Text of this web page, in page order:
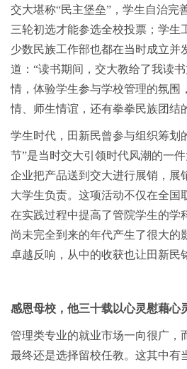
交大堪称“民主堡垒”，学生自治完
三轮初选才能参选全校投票；学生
少数民族工作部也都在当时成立并
道：“读书期间，交大教给了我读
情，体验学生参与学校管理的氛围
情、师生情谊，还有拳拳民族团结
学生时代，田新民曾参与组织筹划
节”是当时交大引领时代风潮的一
企业把产品送到交大进行展销，展
大学生负责。这项活动不仅在全国
在实践过程中提高了管院学生的学
尚未完全到来的年代产生了很大的
卓越反响，从中的收获也让田新民
感恩母校，他三十载以心灵慰藉心
管理类专业的就业市场一向很广，
最终还是选择留校任教。这其中有